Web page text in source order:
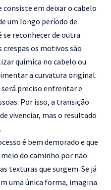
consiste em deixar o cabelo
um longo período de
reconhecer de outra
crespas os motivos são
química no cabelo ou
a curvatura original.
preciso enfrentar e
Por isso, a transição
vivenciar, mas o resultado
é bem demorado e que
do caminho por não
texturas que surgem. Se já
uma única forma, imagina